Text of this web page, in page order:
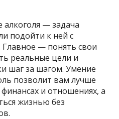
алкоголя — задача
подойти к ней с
— понять свои
реальные цели и
шаг за шагом. Умение
позволит вам лучше
и отношениях, а
жизнью без